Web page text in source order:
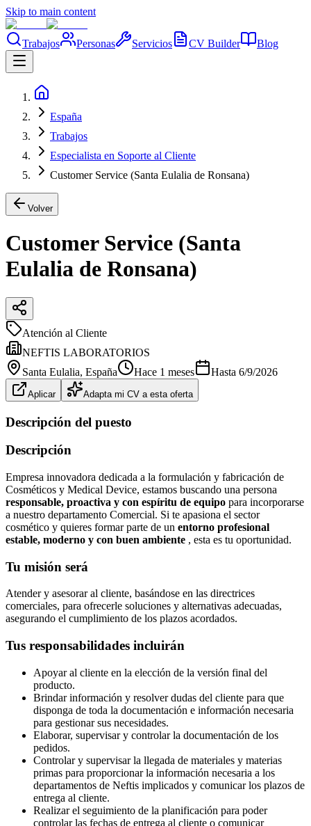
Skip to main content
Trabajos Personas Servicios CV Builder Blog
España
Trabajos
Especialista en Soporte al Cliente
Customer Service (Santa Eulalia de Ronsana)
Volver
Customer Service (Santa
Eulalia de Ronsana)
Atención al Cliente
NEFTIS LABORATORIOS
Santa Eulalia, España Hace 1 meses Hasta 6/9/2026
Aplicar Adapta mi CV a esta oferta
Descripción del puesto
Descripción
Empresa innovadora dedicada a la formulación y fabricación de
Cosméticos y Medical Device, estamos buscando una persona
responsable, proactiva y con espíritu de equipo para incorporarse
a nuestro departamento Comercial. Si te apasiona el sector
cosmético y quieres formar parte de un entorno profesional
estable, moderno y con buen ambiente , esta es tu oportunidad.
Tu misión será
Atender y asesorar al cliente, basándose en las directrices
comerciales, para ofrecerle soluciones y alternativas adecuadas,
asegurando el cumplimiento de los plazos acordados.
Tus responsabilidades incluirán
Apoyar al cliente en la elección de la versión final del
producto.
Brindar información y resolver dudas del cliente para que
disponga de toda la documentación e información necesaria
para gestionar sus necesidades.
Elaborar, supervisar y controlar la documentación de los
pedidos.
Controlar y supervisar la llegada de materiales y materias
primas para proporcionar la información necesaria a los
departamentos de Neftis implicados y comunicar los plazos de
entrega al cliente.
Realizar el seguimiento de la planificación para poder
controlar las fechas de entrega al cliente o comunicar